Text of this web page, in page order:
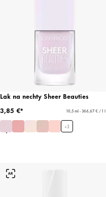
Lak na nechty Sheer Beauties
3,85 €*
10,5 ml - 366,67 € / 1 l
+3